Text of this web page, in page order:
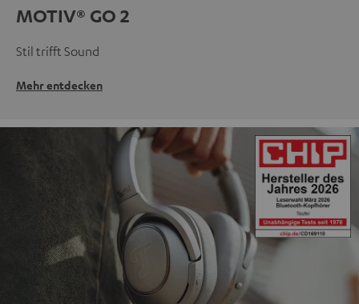
MOTIV® GO 2
Stil trifft Sound
Mehr entdecken